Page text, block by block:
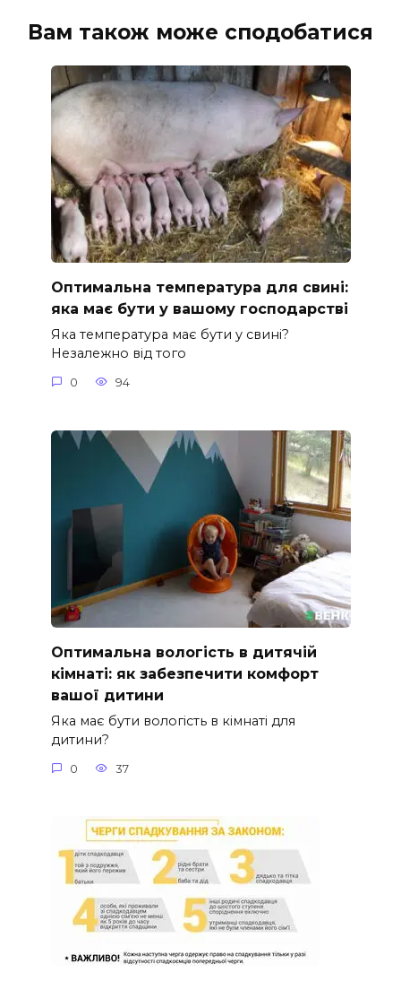
Вам також може сподобатися
Оптимальна температура для свині:
яка має бути у вашому господарстві
Яка температура має бути у свині?
Незалежно від того
0 94
Оптимальна вологість в дитячій
кімнаті: як забезпечити комфорт
вашої дитини
Яка має бути вологість в кімнаті для
дитини?
0 37